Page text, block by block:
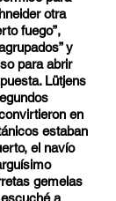
otra
fuego”,
y
para abrir
Lütjens
en
estaban
el navío
gemelas
a